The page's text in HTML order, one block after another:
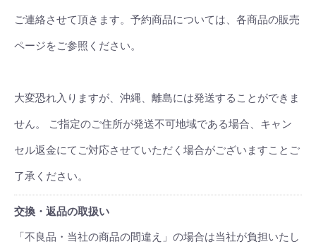
ご連絡させて頂きます。予約商品については、各商品の販売
ページをご参照ください。
大変恐れ入りますが、沖縄、離島には発送することができま
せん。 ご指定のご住所が発送不可地域である場合、キャン
セル返金にてご対応させていただく場合がございますことご
了承ください。
交換・返品の取扱い
「不良品・当社の商品の間違え」の場合は当社が負担いたし